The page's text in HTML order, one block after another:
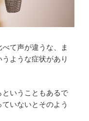
て声が違うな、ま
ような症状があり
いうこともあるで
いないとそのよう